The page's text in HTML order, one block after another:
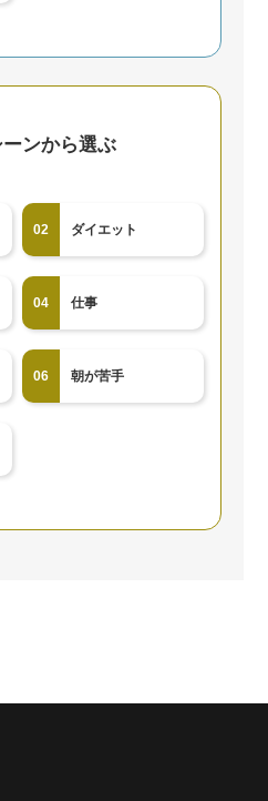
ンから選ぶ
02 ダイエット
04 仕事
06 朝が苦手